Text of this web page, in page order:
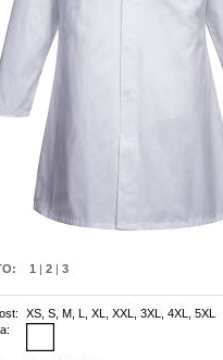
1 | 2 | 3
XS, S, M, L, XL, XXL, 3XL, 4XL, 5XL